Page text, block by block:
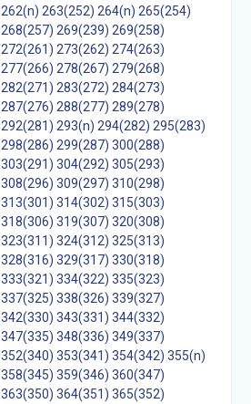
262(n) 263(252) 264(n) 265(254)
268(257) 269(239) 269(258)
272(261) 273(262) 274(263)
277(266) 278(267) 279(268)
282(271) 283(272) 284(273)
287(276) 288(277) 289(278)
292(281) 293(n) 294(282) 295(283)
298(286) 299(287) 300(288)
303(291) 304(292) 305(293)
308(296) 309(297) 310(298)
313(301) 314(302) 315(303)
318(306) 319(307) 320(308)
323(311) 324(312) 325(313)
328(316) 329(317) 330(318)
333(321) 334(322) 335(323)
337(325) 338(326) 339(327)
342(330) 343(331) 344(332)
347(335) 348(336) 349(337)
352(340) 353(341) 354(342) 355(n)
358(345) 359(346) 360(347)
363(350) 364(351) 365(352)